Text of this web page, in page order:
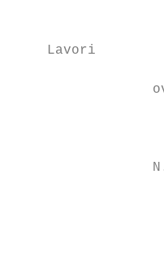
Lavori